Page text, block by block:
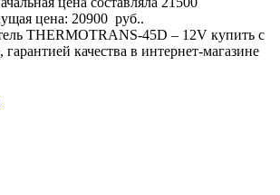
цена: 20900 руб..
THERMOTRANS-45D – 12V купить с
качества в интернет-магазине